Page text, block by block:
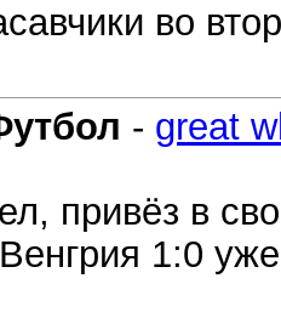
во
- great
привёз в
1:0